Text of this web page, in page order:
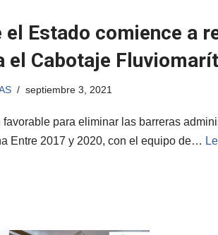
el Estado comience a
el Cabotaje
septiembre 3, 2021
para eliminar las barreras
Entre 2017 y 2020, con el equipo de…